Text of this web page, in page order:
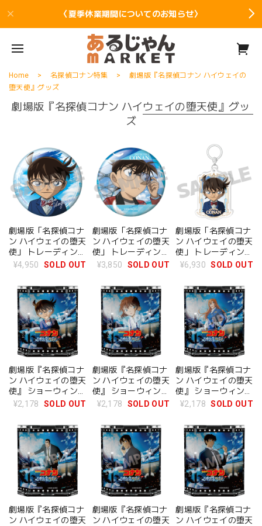
〈夏季休業期間についてのお知らせ〉
Home 名探偵コナン特集
劇場版『名探偵コナン ハイウェイの
堕天使』グッズ
劇場版『名探偵コナン ハイウェイの堕天使』グッ
ズ
劇場版「名探偵コナ
ン ハイウェイの堕天
使」 トレーディング
缶ミラー (本ポスタ
¥4,950 SOLD OUT
劇場版「名探偵コナ
ン ハイウェイの堕天
使」 トレーディング
缶ミラー (場面写)
¥3,850 SOLD OUT
劇場版「名探偵コナ
ン ハイウェイの堕天
使」 トレーディング
アンブレラマーカー
¥6,930 SOLD OUT
劇場版『名探偵コナ
ン ハイウェイの堕天
使』 ショーウィンド
ウ風アクリルスタン
¥2,178 SOLD OUT
劇場版『名探偵コナ
ン ハイウェイの堕天
使』 ショーウィンド
ウ風アクリルスタン
¥2,178 SOLD OUT
劇場版『名探偵コナ
ン ハイウェイの堕天
使』 ショーウィンド
ウ風アクリルスタン
¥2,178 SOLD OUT
劇場版『名探偵コナ
ン ハイウェイの堕天
劇場版『名探偵コナ
ン ハイウェイの堕天
劇場版『名探偵コナ
ン ハイウェイの堕天